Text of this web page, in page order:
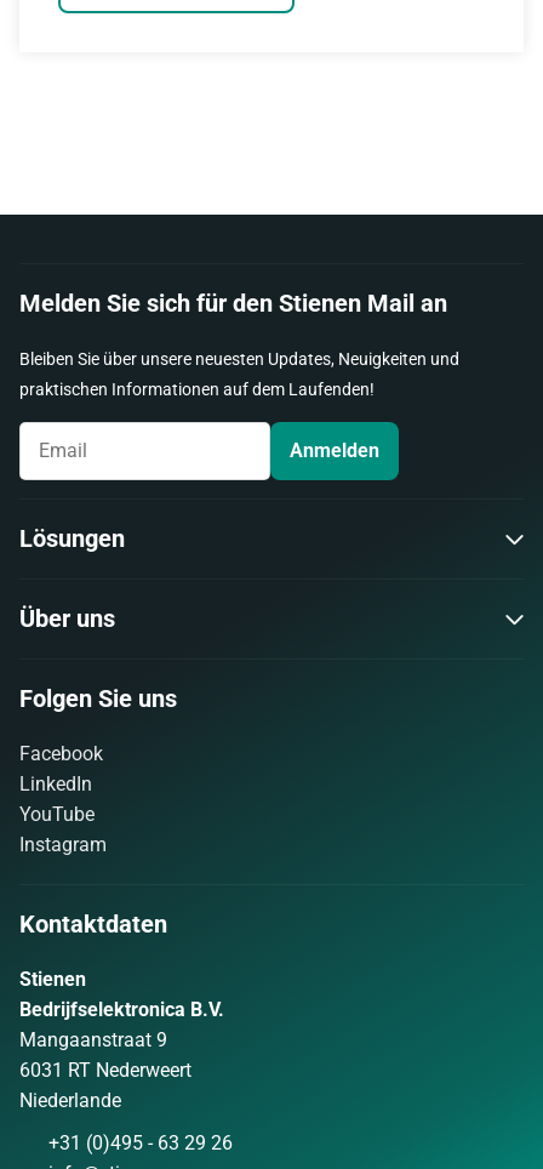
Melden Sie sich für den Stienen Mail an
Bleiben Sie über unsere neuesten Updates, Neuigkeiten und
praktischen Informationen auf dem Laufenden!
Anmelden
Lösungen
Über uns
Folgen Sie uns
Facebook
LinkedIn
YouTube
Instagram
Kontaktdaten
Stienen
Bedrijfselektronica B.V.
Mangaanstraat 9
6031 RT Nederweert
Niederlande
+31 (0)495 - 63 29 26